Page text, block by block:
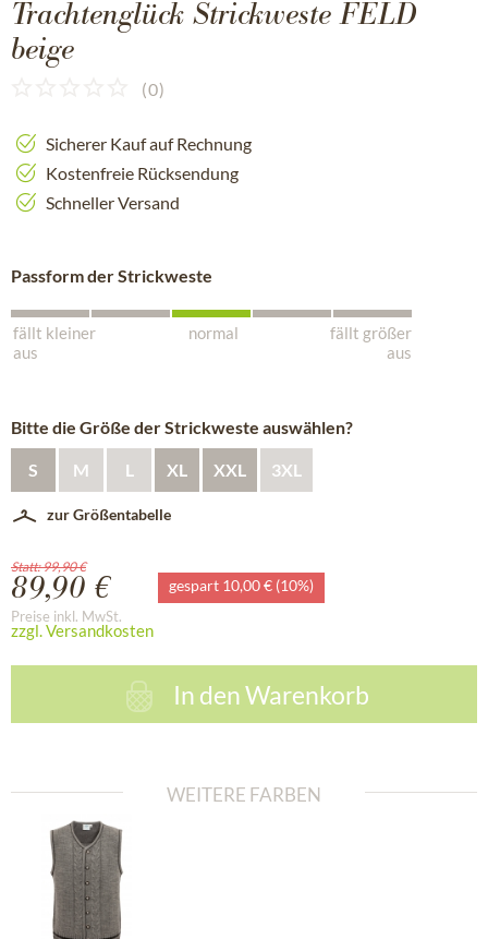
Trachtenglück Strickweste FELD
beige
(0)
Sicherer Kauf auf Rechnung
Kostenfreie Rücksendung
Schneller Versand
Passform der Strickweste
fällt kleiner
aus
normal
fällt größer
aus
Bitte die Größe der Strickweste auswählen?
S M L XL XXL 3XL
zur Größentabelle
Statt: 99,90 €
89,90 € gespart 10,00 € (10%)
Preise inkl. MwSt.
zzgl. Versandkosten
In denWarenkorb
WEITERE FARBEN